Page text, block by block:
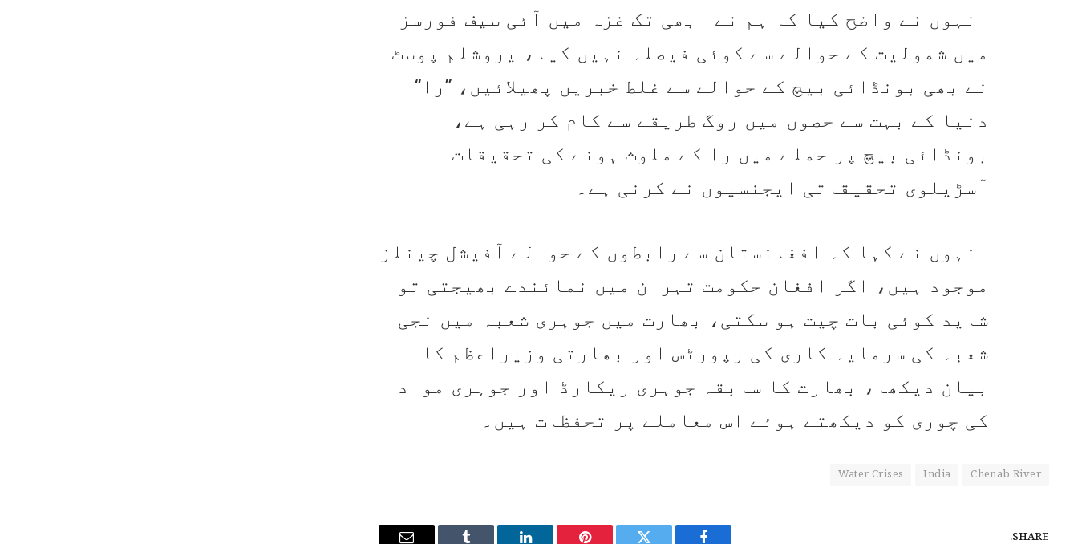
انہوں نے واضح کیا کہ ہم نے ابھی تک غزہ میں آئی سیف فورسز
میں شمولیت کے حوالے سے کوئی فیصلہ نہیں کیا، یروشلم پوسٹ
نے بھی بونڈائی بیچ کے حوالے سے غلط خبریں پھیلائیں، ’’را‘‘
دنیا کے بہت سے حصوں میں روگ طریقے سے کام کر رہی ہے،
بونڈائی بیچ پر حملے میں را کے ملوث ہونے کی تحقیقات
آسڑیلوی تحقیقاتی ایجنسیوں نے کرنی ہے۔
انہوں نے کہا کہ افغانستان سے رابطوں کے حوالے آفیشل چینلز
موجود ہیں، اگر افغان حکومت تہران میں نمائندے بھیجتی تو
شاید کوئی بات چیت ہو سکتی، بھارت میں جوہری شعبہ میں نجی
شعبہ کی سرمایہ کاری کی رپورٹس اور بھارتی وزیراعظم کا
بیان دیکھا، بھارت کا سابقہ جوہری ریکارڈ اور جوہری مواد
کی چوری کو دیکھتے ہوئے اس معاملے پر تحفظات ہیں۔
Chenab River
India
Water Crises
SHARE.